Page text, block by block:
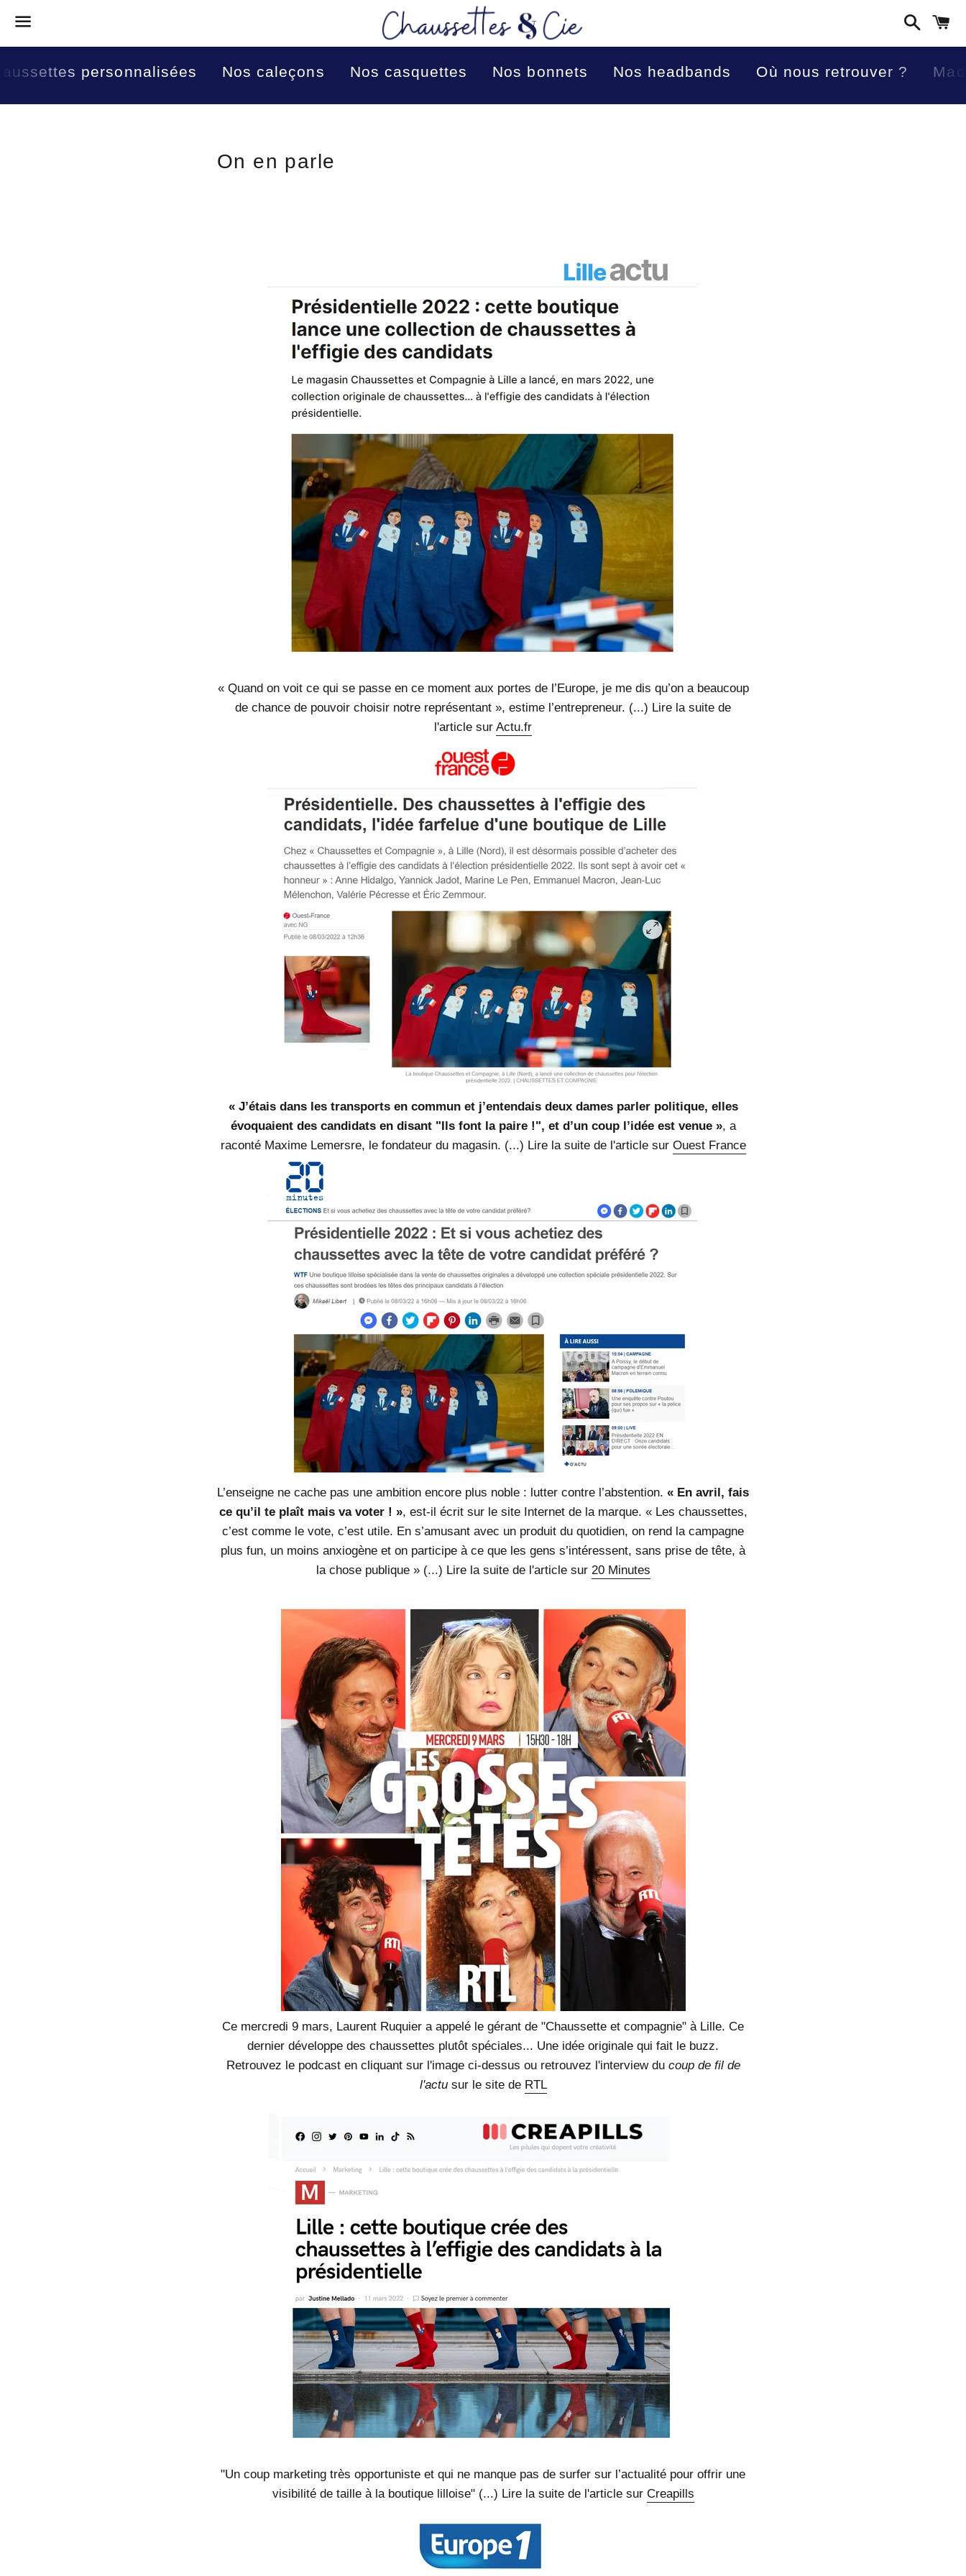
personnalisées Nos caleçons Nos casquettes Nos bonnets Nos headbands Où nous retrouver ?
On en parle
« Quand on voit ce qui se passe en ce moment aux portes de l’Europe, je me dis qu’on a beaucoup
de chance de pouvoir choisir notre représentant », estime l’entrepreneur. (...) Lire la suite de
l'article sur Actu.fr
« J’étais dans les transports en commun et j’entendais deux dames parler politique, elles
évoquaient des candidats en disant "Ils font la paire !", et d’un coup l’idée est venue », a
raconté Maxime Lemersre, le fondateur du magasin. (...) Lire la suite de l'article sur Ouest France
L’enseigne ne cache pas une ambition encore plus noble : lutter contre l’abstention. « En avril, fais
ce qu’il te plaît mais va voter ! », est-il écrit sur le site Internet de la marque. « Les chaussettes,
c’est comme le vote, c’est utile. En s’amusant avec un produit du quotidien, on rend la campagne
plus fun, un moins anxiogène et on participe à ce que les gens s’intéressent, sans prise de tête, à
la chose publique » (...) Lire la suite de l'article sur 20 Minutes
Ce mercredi 9 mars, Laurent Ruquier a appelé le gérant de "Chaussette et compagnie" à Lille. Ce
dernier développe des chaussettes plutôt spéciales... Une idée originale qui fait le buzz.
Retrouvez le podcast en cliquant sur l'image ci-dessus ou retrouvez l'interview du coup de fil de
l'actusur le site de RTL
"Un coup marketing très opportuniste et qui ne manque pas de surfer sur l’actualité pour offrir une
visibilité de taille à la boutique lilloise" (...) Lire la suite de l'article sur Creapills